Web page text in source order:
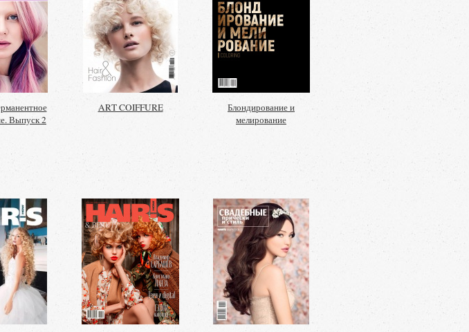
Выпуск 2
ART COIFFURE
Блондирование и
мелирование